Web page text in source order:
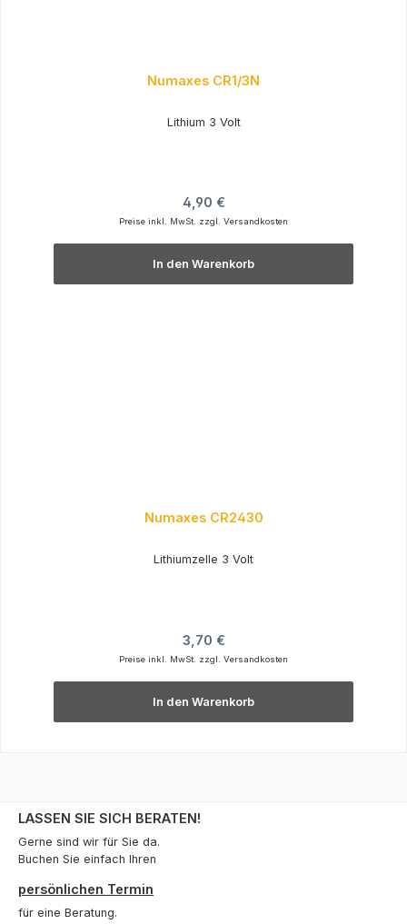
Numaxes CR1/3N
Lithium 3 Volt
Regulärer Preis:
4,90 €
Preise inkl. MwSt. zzgl. Versandkosten
In den Warenkorb
Numaxes CR2430
Lithiumzelle 3 Volt
Regulärer Preis:
3,70 €
Preise inkl. MwSt. zzgl. Versandkosten
In den Warenkorb
LASSEN SIE SICH BERATEN!
Gerne sind wir für Sie da.
Buchen Sie einfach Ihren
persönlichen Termin
für eine Beratung.